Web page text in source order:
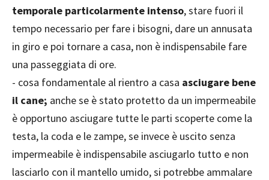
temporale particolarmente intenso, stare fuori il
tempo necessario per fare i bisogni, dare un annusata
in giro e poi tornare a casa, non è indispensabile fare
una passeggiata di ore.
- cosa fondamentale al rientro a casa asciugare bene
il cane; anche se è stato protetto da un impermeabile
è opportuno asciugare tutte le parti scoperte come la
testa, la coda e le zampe, se invece è uscito senza
impermeabile è indispensabile asciugarlo tutto e non
lasciarlo con il mantello umido, si potrebbe ammalare